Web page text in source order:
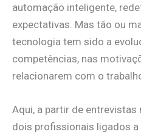
automação inteligente,
expectativas. Mas tão ou
tecnologia tem sido a
competências, nas
relacionarem com o
Aqui, a partir de entrevistas
dois profissionais ligados a